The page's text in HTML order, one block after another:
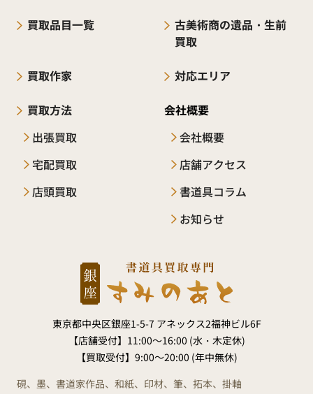
買取品目一覧
古美術商の遺品・生前
買取
買取作家 対応エリア
買取方法
出張買取
宅配買取
店頭買取
会社概要
会社概要
店舗アクセス
書道具コラム
お知らせ
東京都中央区銀座1-5-7 アネックス2福神ビル6F
【店舗受付】 11:00～16:00 (水・木定休)
【買取受付】 9:00～20:00 (年中無休)
硯、墨、書道家作品、和紙、印材、筆、拓本、掛軸